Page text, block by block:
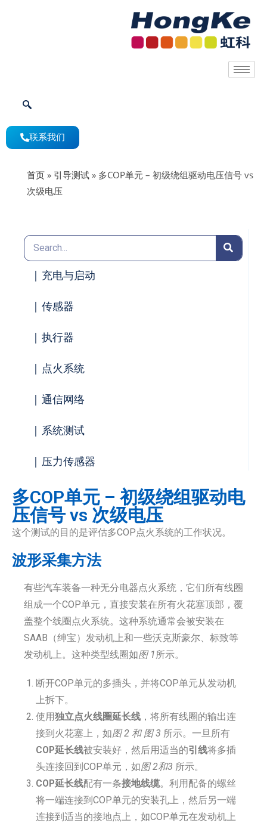
联系我们
首页 » 引导测试 » 多COP单元 – 初级绕组驱动电压信号 vs
次级电压
| 充电与启动
| 传感器
| 执行器
| 点火系统
| 通信网络
| 系统测试
| 压力传感器
多COP单元 – 初级绕组驱动电
压信号 vs 次级电压
这个测试的目的是评估多COP点火系统的工作状况。
波形采集方法
有些汽车装备一种无分电器点火系统，它们所有线圈
组成一个COP单元，直接安装在所有火花塞顶部，覆
盖整个线圈点火系统。这种系统通常会被安装在
SAAB（绅宝）发动机上和一些沃克斯豪尔、标致等
发动机上。这种类型线圈如图 1所示。
断开COP单元的多插头，并将COP单元从发动机
上拆下。
使用独立点火线圈延长线 ，将所有线圈的输出连
接到火花塞上，如图 2 和 图 3 所示。一旦所有
COP延长线被安装好，然后用适当的引线将多插
头连接回到COP单元，如图 2和3 所示。
COP延长线配有一条接地线缆。利用配备的螺丝
将一端连接到COP单元的安装孔上，然后另一端
连接到适当的接地点上，如COP单元在发动机上